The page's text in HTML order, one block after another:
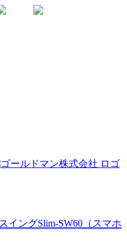
SDGs
イングSlim-SW60（スマホ